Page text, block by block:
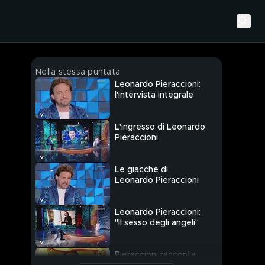
Nella stessa puntata
Leonardo Pieraccioni:
l'intervista integrale
L'ingresso di Leonardo
Pieraccioni
Le giacche di
Leonardo Pieraccioni
Leonardo Pieraccioni:
"Il sesso degli angeli"
Pieraccioni racconta